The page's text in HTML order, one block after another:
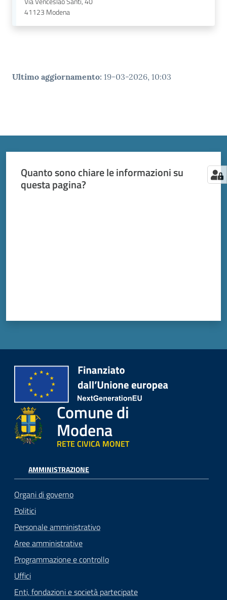
41123 Modena
Ultimo aggiornamento: 19-03-2026, 10:03
Quanto sono chiare le informazioni su
questa pagina?
Comune di
Modena
RETE CIVICA MONET
AMMINISTRAZIONE
Organi di governo
Politici
Personale amministrativo
Aree amministrative
Programmazione e controllo
Uffici
Enti, fondazioni e società partecipate